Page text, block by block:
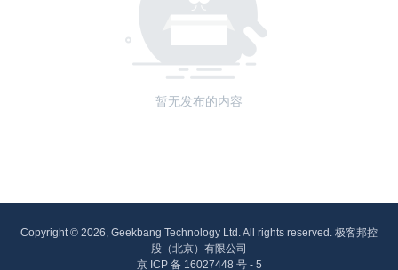
暂无发布的内容
Copyright © 2026, Geekbang Technology Ltd. All rights reserved. 极客邦控
股（北京）有限公司
京 ICP 备 16027448 号 - 5